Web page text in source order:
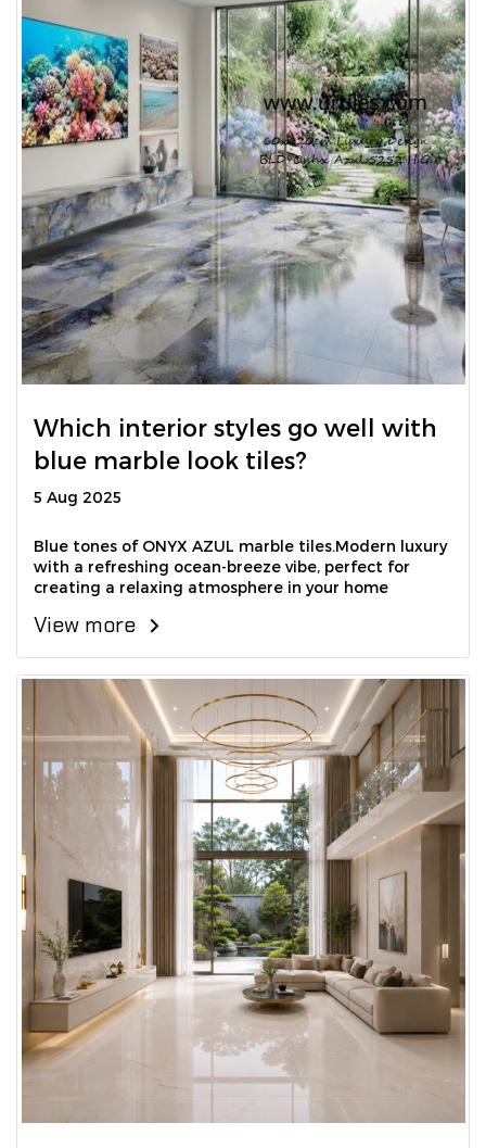
Which interior styles go well with
blue marble look tiles?
5 Aug 2025
ฺฺBlue tones of ONYX AZUL marble tiles.Modern luxury
with a refreshing ocean-breeze vibe, perfect for
creating a relaxing atmosphere in your home
View more